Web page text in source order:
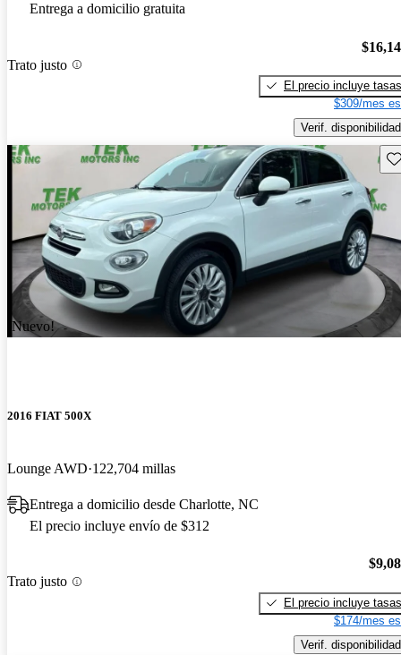
Entrega a domicilio gratuita
Trato justo
El precio incluye tasas
$309/mes
Verif. disponibilidad
¡Nuevo!
2016 FIAT 500X
Lounge AWD 122,704 millas
Entrega a domicilio desde Charlotte, NC
El precio incluye envío de $312
Trato justo
El precio incluye tasas
$174/mes
Verif. disponibilidad